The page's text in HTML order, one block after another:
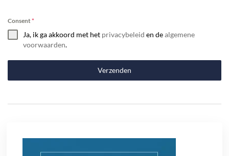
Consent*
Ja, ik ga akkoord met het privacybeleid en dealgemene
voorwaarden.
Verzenden